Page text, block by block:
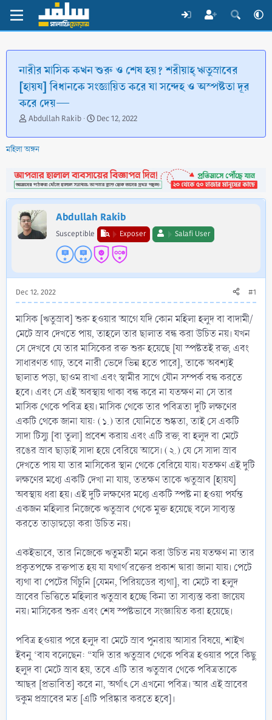
নারীর মাসিক কখন শুরু ও শেষ হয়? শরীয়াহ্ ঋতুস্রাবের
[হায়য] বিধানকে সংজ্ঞায়িত করে যা সন্দেহ ও অস্পষ্টতা দূর
করে দেয়—
T
r
e
d
s
t
a
r
t
Abdullah Rakib
S
a
d
a
t
Dec 12, 2022
মহিলা অঙ্গন
Abdullah Rakib
Susceptible Exposer Salafi User
Dec 12, 2022 #1
মাসিক [ঋতুস্রাব] শুরু হওয়ার আগে যদি কোন মহিলা হলুদ বা বাদামী/
মেটে স্রাব দেখতে পায়, তাহলে তার ছালাত বন্ধ করা উচিত নয়। যখন
সে দেখবে যে তার মাসিকের রক্ত শুরু হয়েছে [যা স্পষ্টতই রক্ত, এবং
সাধারণত গাঢ়, তবে নারী ভেদে ভিন্ন হতে পারে], তাকে অবশ্যই
ছালাত পড়া, ছাওম রাখা এবং স্বামীর সাথে যৌন সম্পর্ক বন্ধ করতে
হবে। এবং সে এই অবস্থায় থাকা বন্ধ করে না যতক্ষণ না সে তার
মাসিক থেকে পবিত্র হয়। মাসিক থেকে তার পবিত্রতা দুটি লক্ষণের
একটি থেকে জানা যায়: (১.) তার যোনিতে শুষ্কতা, তাই সে একটি
সাদা টিস্যু [বা তুলা] প্রবেশ করায় এবং এটি রক্ত, বা হলুদ বা মেটে
রঙের স্রাব ছাড়াই সাদা হয়ে বেরিয়ে আসে। (২.) যে সে সাদা স্রাব
দেখতে পায় যা তার মাসিকের স্থান থেকে বেরিয়ে যায়। যতক্ষণ এই দুটি
লক্ষণের মধ্যে একটি দেখা না যায়, ততক্ষণ তাকে ঋতুস্রাব [হায়য]
অবস্থায় ধরা হয়। এই দুটি লক্ষণের মধ্যে একটি স্পষ্ট না হওয়া পর্যন্ত
একজন মহিলার নিজেকে ঋতুস্রাব থেকে মুক্ত হয়েছে বলে সাব্যস্ত
করতে তাড়াহুড়ো করা উচিত নয়।
একইভাবে, তার নিজেকে ঋতুমতী মনে করা উচিত নয় যতক্ষণ না তার
প্রকৃতপক্ষে রক্তপাত হয় যা যথার্থ রক্তের প্রকাশ দ্বারা জানা যায়। পেটে
ব্যথা বা পেটের খিঁচুনি [যেমন, পিরিয়ডের ব্যথা], বা মেটে বা হলুদ
স্রাবের ভিত্তিতে মহিলার ঋতুস্রাব হচ্ছে কিনা তা সাব্যস্ত করা জায়েয
নয়। মাসিকের শুরু এবং শেষ স্পষ্টভাবে সংজ্ঞায়িত করা হয়েছে।
পবিত্র হওয়ার পরে হলুদ বা মেটে স্রাব পুনরায় আসার বিষয়ে, শাইখ
ইবনু ‘বায বলেছেন: “যদি তার ঋতুস্রাব থেকে পবিত্র হওয়ার পরে কিছু
হলুদ বা মেটে স্রাব হয়, তবে এটি তার ঋতুস্রাব থেকে পবিত্রতাকে
আছর [প্রভাবিত] করে না, অর্থাৎ সে এখনো পবিত্র। আর এই স্রাবের
হুকুম প্রস্রাবের মত [এটি পরিষ্কার করতে হবে]।